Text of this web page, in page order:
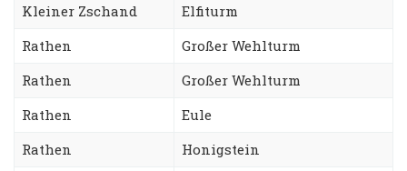
Kleiner Zschand
Elfiturm
Rathen
Großer Wehlturm
Rathen
Großer Wehlturm
Rathen
Eule
Rathen
Honigstein